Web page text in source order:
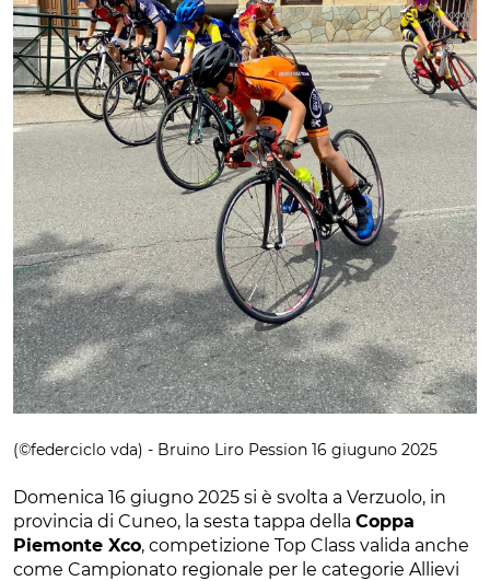
(©federciclo vda) - Bruino Liro Pession 16 giuguno 2025
Domenica 16 giugno 2025 si è svolta a Verzuolo, in
provincia di Cuneo, la sesta tappa della Coppa
Piemonte Xco, competizione Top Class valida anche
come Campionato regionale per le categorie Allievi